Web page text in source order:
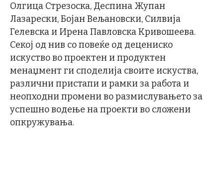
Олгица Стрезоска, Деспина Жупан
Лазарески, Бојан Вељановски, Силвија
Гелевска и Ирена Павловска Кривошеева.
Секој од нив со повеќе од децениско
искуство во проектен и продуктен
менаџмент ги споделија своите искуства,
различни пристапи и рамки за работа и
неопходни промени во размислувањето за
успешно водење на проекти во сложени
опкружувања.